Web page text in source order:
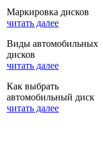
Маркировка дисков
читать далее
Виды автомобильных
дисков
читать далее
Как выбрать
автомобильный диск
читать далее